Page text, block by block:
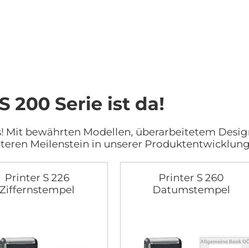
200 Serie ist da!
Mit bewährten Modellen, überarbeitetem
Meilenstein in unserer
Printer S 226
Ziffernstempel
Printer S 260
Datumstempel